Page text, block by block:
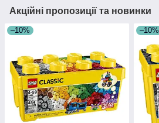
Акційні пропозиції та новинки
–10% –10%